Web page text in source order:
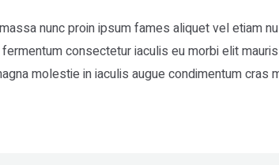
nunc proin ipsum fames aliquet vel etiam
consectetur iaculis eu morbi elit
molestie in iaculis augue condimentum cras